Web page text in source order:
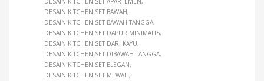
DESAIN KITCHEN SET BAWAH
DESAIN KITCHEN SET BAWAH TANGGA
DESAIN KITCHEN SET DAPUR MINIMALIS
DESAIN KITCHEN SET DARI KAYU
DESAIN KITCHEN SET DIBAWAH TANGGA
DESAIN KITCHEN SET ELEGAN
DESAIN KITCHEN SET MEWAH